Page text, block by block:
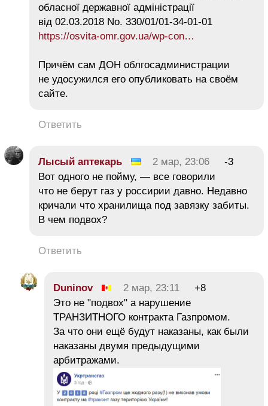
обласної державної адміністрації
від 02.03.2018 No. 330/01/01-34-01-01
https://osvita-omr.gov.ua/wp-con…
Причём сам ДОН облгосадминистрации
не удосужился его опубликовать на своём
сайте.
Ответить
Лысый аптекарь 2 мар, 23:06
-3
Вот одного не пойму, — все говорили
что не берут газ у россирии давно. Недавно
кричали что хранилища под завязку забиты.
В чем подвох?
Ответить
Duninov 2 мар, 23:11
+8
Это не "подвох" а нарушение
ТРАНЗИТНОГО контракта Газпромом.
За что они ещё будут наказаны, как были
наказаны двумя предыдущими
арбитражами.